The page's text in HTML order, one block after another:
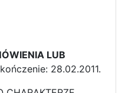
LUB
28.02.2011.